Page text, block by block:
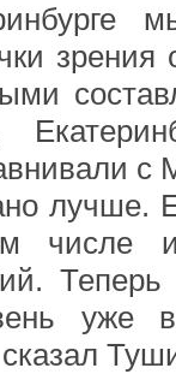
зрения
с
лучше.
числе
уже